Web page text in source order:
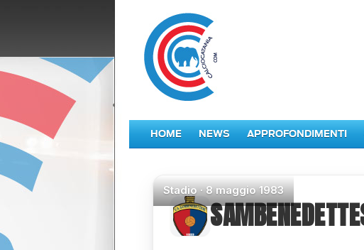
HOME NEWS APPROFONDIMENTI
Stadio·8 maggio 1983